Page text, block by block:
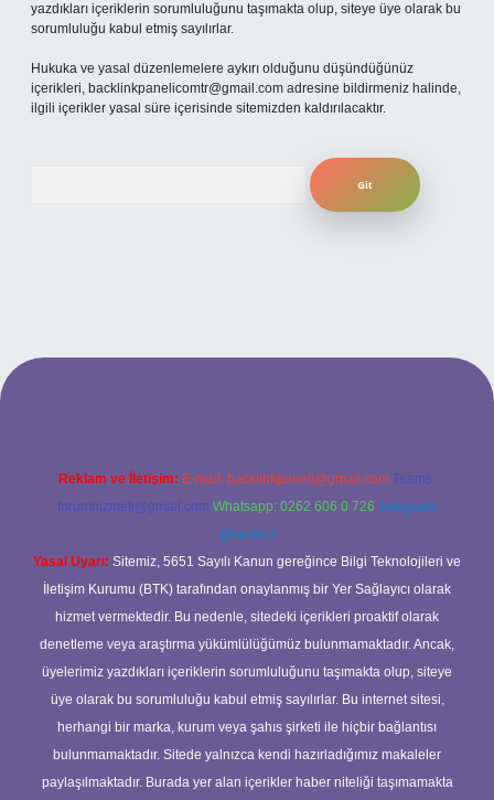
yazdıkları içeriklerin sorumluluğunu taşımakta olup, siteye üye olarak bu
sorumluluğu kabul etmiş sayılırlar.
Hukuka ve yasal düzenlemelere aykırı olduğunu düşündüğünüz
içerikleri, backlinkpanelicomtr@gmail.com adresine bildirmeniz halinde,
ilgili içerikler yasal süre içerisinde sitemizden kaldırılacaktır.
giriş adresi
Reklam ve İletişim: E-mail: backlinkpaneli@gmail.com Teams:
forumhizmeti@gmail.com Whatsapp: 0262 606 0 726 Telegram:
@karabul
Yasal Uyarı: Sitemiz, 5651 Sayılı Kanun gereğince Bilgi Teknolojileri ve
İletişim Kurumu (BTK) tarafından onaylanmış bir Yer Sağlayıcı olarak
hizmet vermektedir. Bu nedenle, sitedeki içerikleri proaktif olarak
denetleme veya araştırma yükümlülüğümüz bulunmamaktadır. Ancak,
üyelerimiz yazdıkları içeriklerin sorumluluğunu taşımakta olup, siteye
üye olarak bu sorumluluğu kabul etmiş sayılırlar. Bu internet sitesi,
herhangi bir marka, kurum veya şahıs şirketi ile hiçbir bağlantısı
bulunmamaktadır. Sitede yalnızca kendi hazırladığımız makaleler
paylaşılmaktadır. Burada yer alan içerikler haber niteliği taşımamakta